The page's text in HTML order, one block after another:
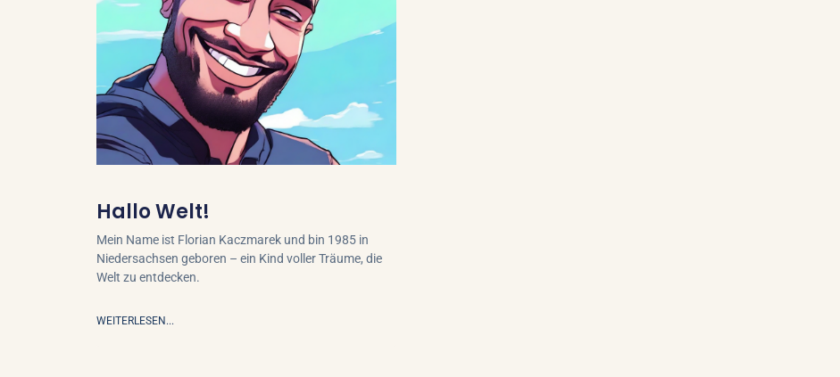
Hallo Welt!
Mein Name ist Florian Kaczmarek und bin 1985 in
Niedersachsen geboren – ein Kind voller Träume, die
Welt zu entdecken.
WEITERLESEN...